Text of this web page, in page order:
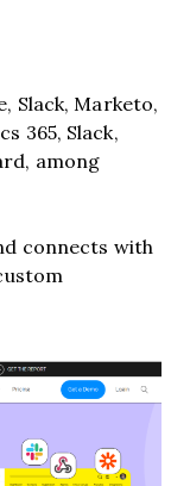
Slack, Marketo,
365, Slack,
among
connects with